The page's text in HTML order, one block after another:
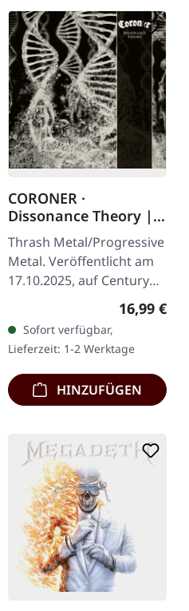
CORONER ·
Dissonance Theory |
CD
Thrash Metal/Progressive
Metal. Veröffentlicht am
17.10.2025, auf Century
Media Records. CD im
Jewelcase mit 16-seitigem
Booklet. Nach mehr als
drei…
Regulärer
16,99 €
Sofort verfügbar,
Lieferzeit: 1-2 Werktage
HINZUFÜGEN